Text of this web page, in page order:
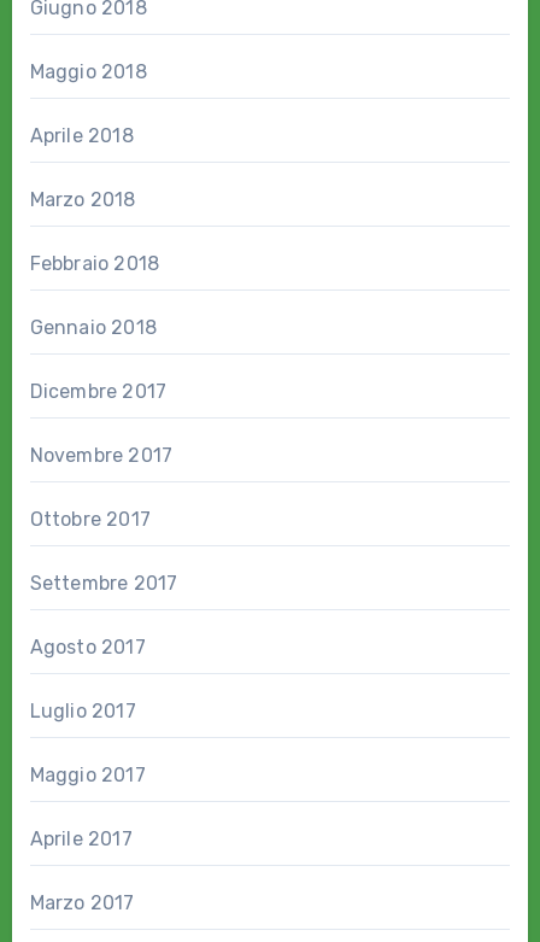
Giugno 2018
Maggio 2018
Aprile 2018
Marzo 2018
Febbraio 2018
Gennaio 2018
Dicembre 2017
Novembre 2017
Ottobre 2017
Settembre 2017
Agosto 2017
Luglio 2017
Maggio 2017
Aprile 2017
Marzo 2017